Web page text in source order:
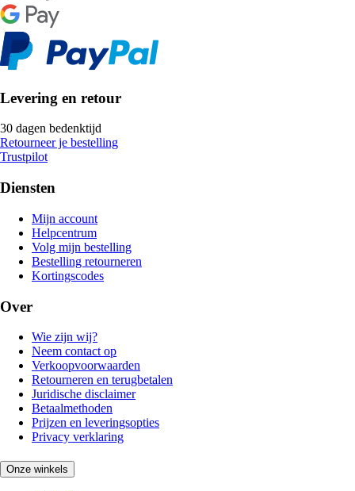
Levering en retour
30 dagen bedenktijd
Retourneer je bestelling
Trustpilot
Diensten
Mijn account
Helpcentrum
Volg mijn bestelling
Bestelling retourneren
Kortingscodes
Over
Wie zijn wij?
Neem contact op
Verkoopvoorwaarden
Retourneren en terugbetalen
Juridische disclaimer
Betaalmethoden
Prijzen en leveringsopties
Privacy verklaring
Onze winkels